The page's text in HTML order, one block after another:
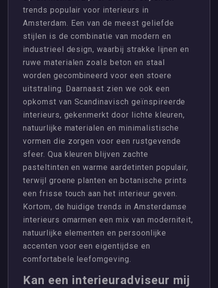
trends populair voor interieurs in
Amsterdam. Een van de meest geliefde
stijlen is de combinatie van modern en
industrieel design, waarbij strakke lijnen en
ruwe materialen zoals beton en staal
worden gecombineerd voor een stoere
uitstraling. Daarnaast zien we ook een
opkomst van Scandinavisch geïnspireerde
interieurs, gekenmerkt door lichte kleuren,
natuurlijke materialen en minimalistische
vormen die zorgen voor een rustgevende
sfeer. Qua kleuren blijven zachte
pasteltinten en warme aardetinten populair,
terwijl groene planten en botanische prints
een frisse touch aan het interieur geven.
Kortom, de huidige trends in Amsterdamse
interieurs omarmen een mix van moderniteit,
natuurlijke elementen en persoonlijke
accenten voor een eigentijdse en
comfortabele leefomgeving.
Kan een interieuradviseur mij